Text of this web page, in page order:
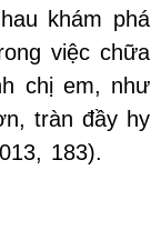
khám phá
việc chữa
chị em, như
tràn đầy hy
183).